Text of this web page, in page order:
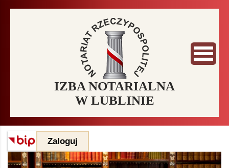
IZBA NOTARIALNA
W LUBLINIE
Zaloguj